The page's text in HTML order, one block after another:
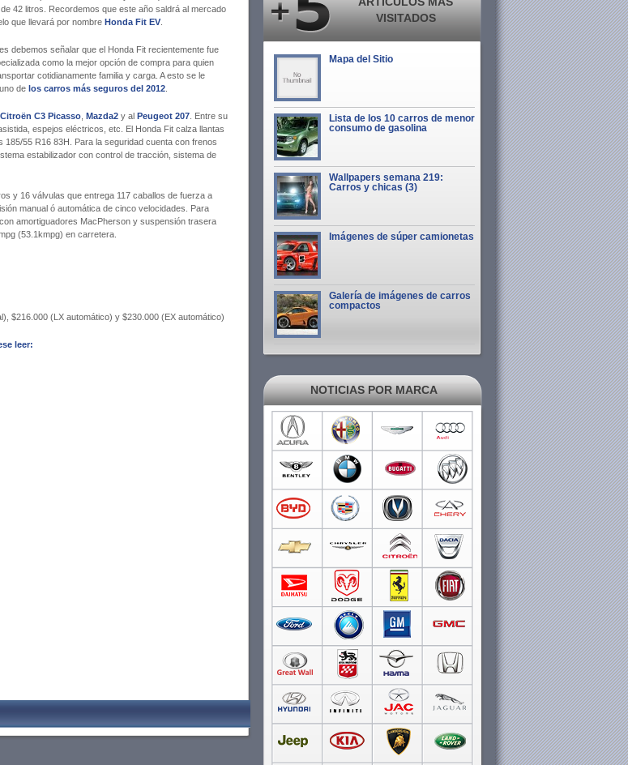
42 litros. Recordemos que este año saldrá al mercado
que llevará por nombre Honda Fit EV
debemos señalar que el Honda Fit recientemente fue
como la mejor opción de compra para quien
cotidianamente familia y carga. A esto se le
de los carros más seguros del 2012
Citroën C3 Picasso Mazda2 y al Peugeot 207 . Entre su
espejos eléctricos, etc. El Honda Fit calza llantas
185/55 R16 83H. Para la seguridad cuenta con frenos
estabilizador con control de tracción, sistema de
y 16 válvulas que entrega 117 caballos de fuerza a
manual ó automática de cinco velocidades. Para
amortiguadores MacPherson y suspensión trasera
(53.1kmpg) en carretera.
$216.000 (LX automático) y $230.000 (EX automático)
leer:
VISITADOS
Mapa del Sitio
Lista de los 10 carros de menor
consumo de gasolina
Wallpapers semana 219:
Carros y chicas (3)
Imágenes de súper camionetas
Galería de imágenes de carros
compactos
NOTICIAS POR MARCA